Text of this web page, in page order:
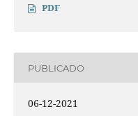
PDF
PUBLICADO
06-12-2021